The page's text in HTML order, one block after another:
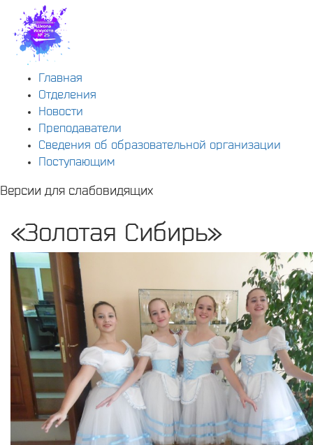
Главная
Отделения
Новости
Преподаватели
Сведения об образовательной организации
Поступающим
Версии для слабовидящих
«Золотая Сибирь»